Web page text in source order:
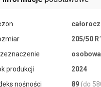
205/50
osobowa
produkcji
2024
nośności
89 (do